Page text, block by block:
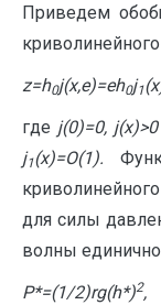
Приведем
z=h0j(x,e)=eh0j1(x
где j(0)=0, j(x)>0
j1(x)=O(1).
для силы
волны
P*=(1/2)rg(h*)2